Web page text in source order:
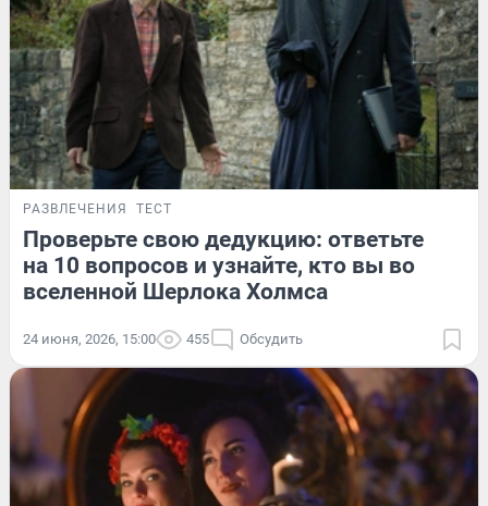
РАЗВЛЕЧЕНИЯ ТЕСТ
Проверьте свою дедукцию: ответьте
на 10 вопросов и узнайте, кто вы во
вселенной Шерлока Холмса
24 июня, 2026, 15:00 455 Обсудить